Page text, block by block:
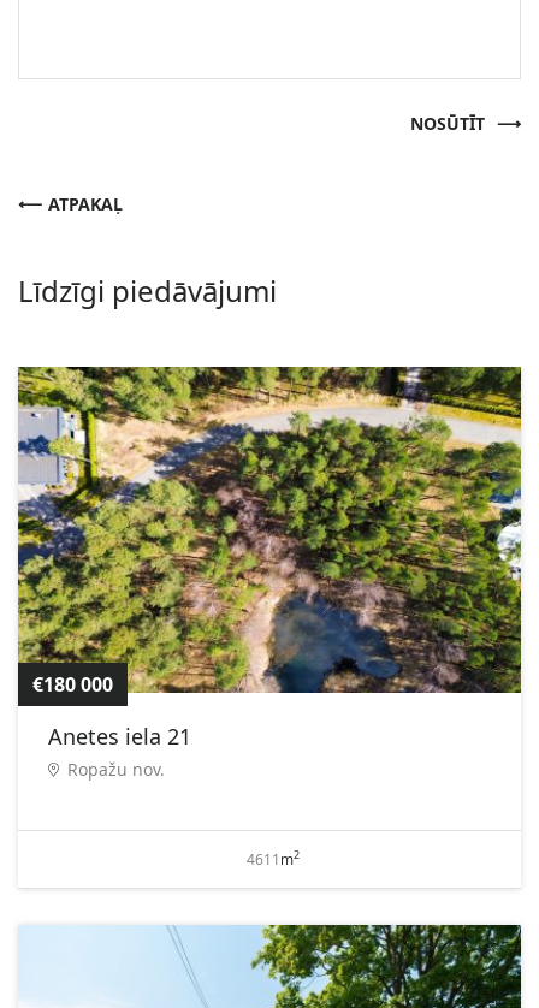
NOSŪTĪT
ATPAKAĻ
Līdzīgi piedāvājumi
€180 000
Anetes iela 21
Ropažu nov.
4611m2